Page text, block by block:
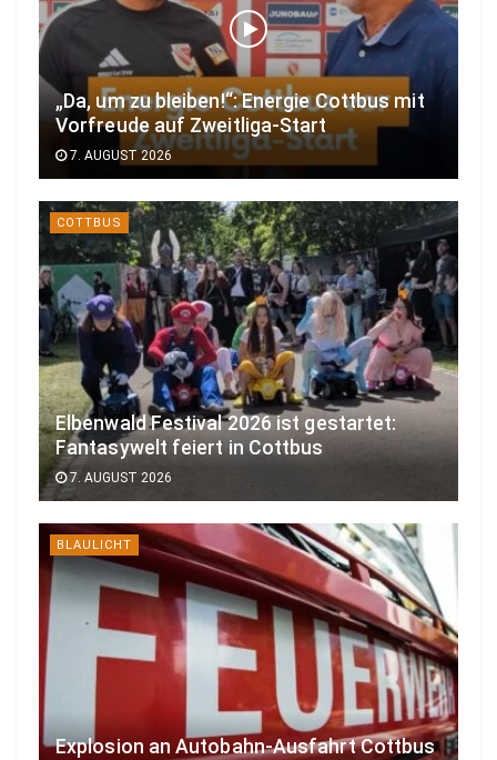
„Da, um zu bleiben!“: Energie Cottbus mit
Vorfreude auf Zweitliga-Start
7. AUGUST 2026
COTTBUS
Elbenwald Festival 2026 ist gestartet:
Fantasywelt feiert in Cottbus
7. AUGUST 2026
BLAULICHT
Explosion an Autobahn-Ausfahrt Cottbus